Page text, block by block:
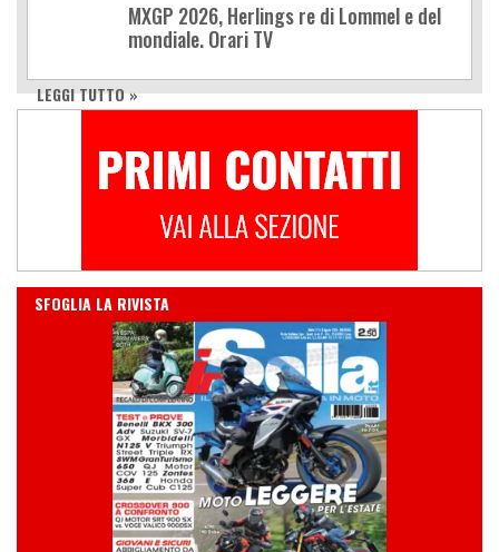
MXGP 2026, Herlings re di Lommel e del
mondiale. Orari TV
LEGGI TUTTO »
IN EDICOLA
SFOGLIA LA RIVISTA